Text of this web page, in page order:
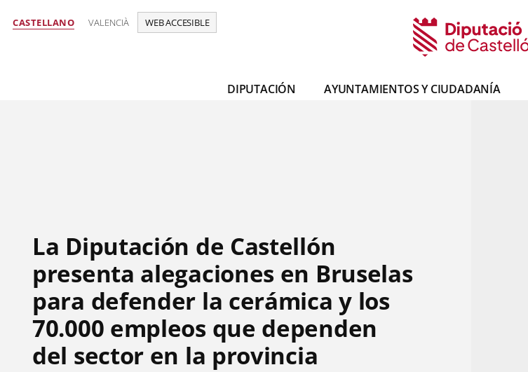
CASTELLANO VALENCIÀ WEB ACCESIBLE
DIPUTACIÓN AYUNTAMIENTOS Y CIUDADANÍA
La Diputación de Castellón
presenta alegaciones en Bruselas
para defender la cerámica y los
70.000 empleos que dependen
del sector en la provincia